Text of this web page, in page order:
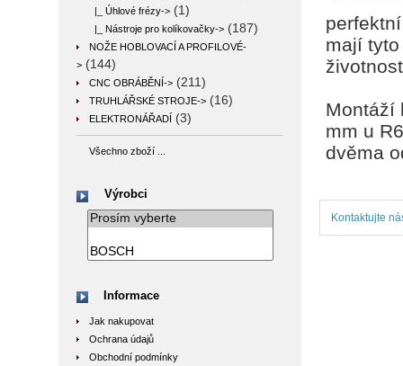
|_ Úhlové frézy-> (1)
|_ Nástroje pro kolíkovačky-> (187)
NOŽE HOBLOVACÍ A PROFILOVÉ-
> (144)
CNC OBRÁBĚNÍ-> (211)
TRUHLÁŘSKÉ STROJE-> (16)
ELEKTRONÁŘADÍ (3)
Všechno zboží ...
Výrobci
Informace
Jak nakupovat
Ochrana údajů
Obchodní podmínky
mají
Montáží
mm u
dvěma
Kontaktujte